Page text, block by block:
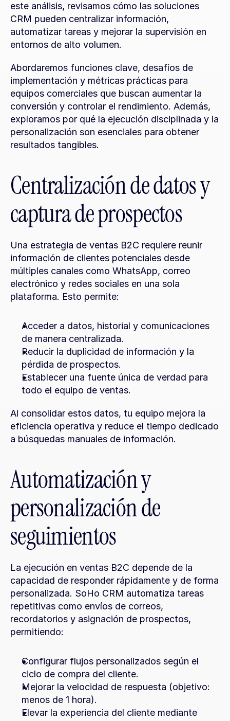
este análisis, revisamos cómo las soluciones
CRM pueden centralizar información,
automatizar tareas y mejorar la supervisión en
entornos de alto volumen.
Abordaremos funciones clave, desafíos de
implementación y métricas prácticas para
equipos comerciales que buscan aumentar la
conversión y controlar el rendimiento. Además,
exploramos por qué la ejecución disciplinada y la
personalización son esenciales para obtener
resultados tangibles.
Centralización de datos y
captura de prospectos
Una estrategia de ventas B2C requiere reunir
información de clientes potenciales desde
múltiples canales como WhatsApp, correo
electrónico y redes sociales en una sola
plataforma. Esto permite:
Acceder a datos, historial y comunicaciones
de manera centralizada.
Reducir la duplicidad de información y la
pérdida de prospectos.
Establecer una fuente única de verdad para
todo el equipo de ventas.
Al consolidar estos datos, tu equipo mejora la
eficiencia operativa y reduce el tiempo dedicado
a búsquedas manuales de información.
Automatización y
personalización de
seguimientos
La ejecución en ventas B2C depende de la
capacidad de responder rápidamente y de forma
personalizada. SoHo CRM automatiza tareas
repetitivas como envíos de correos,
recordatorios y asignación de prospectos,
permitiendo:
Configurar flujos personalizados según el
ciclo de compra del cliente.
Mejorar la velocidad de respuesta (objetivo:
menos de 1 hora).
Elevar la experiencia del cliente mediante